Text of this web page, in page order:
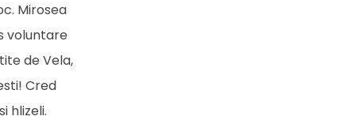
Mirosea
voluntare
de Vela,
Cred
hlizeli.